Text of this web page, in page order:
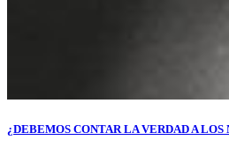
¿DEBEMOS CONTAR LA VERDAD A LOS